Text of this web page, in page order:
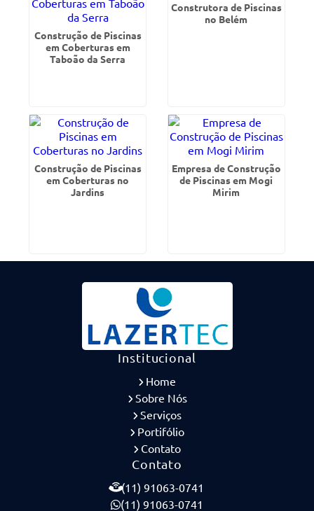
Construção de Piscinas
em Coberturas em
Taboão da Serra
Construtora de Piscinas
no Belém
Construção de Piscinas
em Coberturas no
Jardins
Empresa de Construção
de Piscinas em Mogi
Mirim
Institucional
Home
Sobre Nós
Serviços
Portifólio
Contato
Contato
(11) 91063-0741
(11) 91063-0741